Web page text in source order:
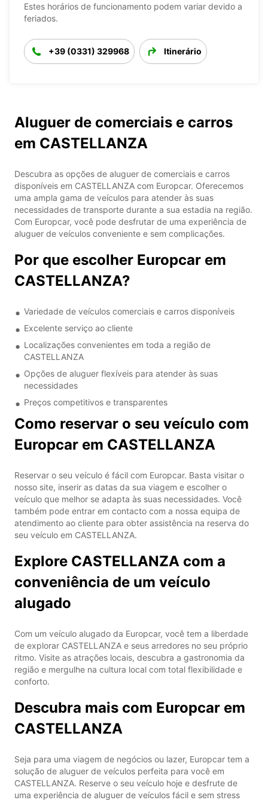
Estes horários de funcionamento podem variar devido a
feriados.
+39 (0331) 329968 Itinerário
Aluguer de comerciais e carros
em CASTELLANZA
Descubra as opções de aluguer de comerciais e carros
disponíveis em CASTELLANZA com Europcar. Oferecemos
uma ampla gama de veículos para atender às suas
necessidades de transporte durante a sua estadia na região.
Com Europcar, você pode desfrutar de uma experiência de
aluguer de veículos conveniente e sem complicações.
Por que escolher Europcar em
CASTELLANZA?
Variedade de veículos comerciais e carros disponíveis
Excelente serviço ao cliente
Localizações convenientes em toda a região de
CASTELLANZA
Opções de aluguer flexíveis para atender às suas
necessidades
Preços competitivos e transparentes
Como reservar o seu veículo com
Europcar em CASTELLANZA
Reservar o seu veículo é fácil com Europcar. Basta visitar o
nosso site, inserir as datas da sua viagem e escolher o
veículo que melhor se adapta às suas necessidades. Você
também pode entrar em contacto com a nossa equipa de
atendimento ao cliente para obter assistência na reserva do
seu veículo em CASTELLANZA.
Explore CASTELLANZA com a
conveniência de um veículo
alugado
Com um veículo alugado da Europcar, você tem a liberdade
de explorar CASTELLANZA e seus arredores no seu próprio
ritmo. Visite as atrações locais, descubra a gastronomia da
região e mergulhe na cultura local com total flexibilidade e
conforto.
Descubra mais com Europcar em
CASTELLANZA
Seja para uma viagem de negócios ou lazer, Europcar tem a
solução de aluguer de veículos perfeita para você em
CASTELLANZA. Reserve o seu veículo hoje e desfrute de
uma experiência de aluguer de veículos fácil e sem stress